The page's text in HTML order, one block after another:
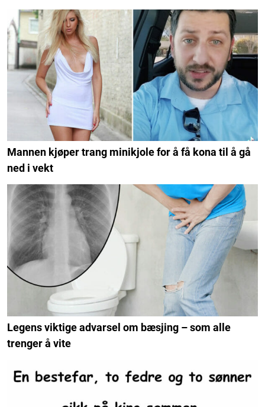
Mannen kjøper trang minikjole for å få kona til å gå
ned i vekt
Legens viktige advarsel om bæsjing – som alle
trenger å vite